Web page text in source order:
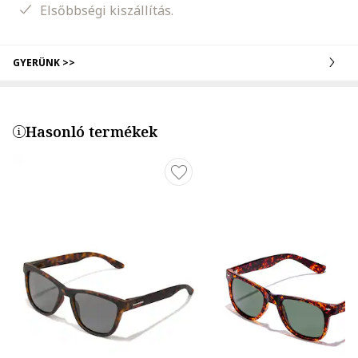
Elsőbbségi kiszállítás.
GYERÜNK >>
Hasonló termékek